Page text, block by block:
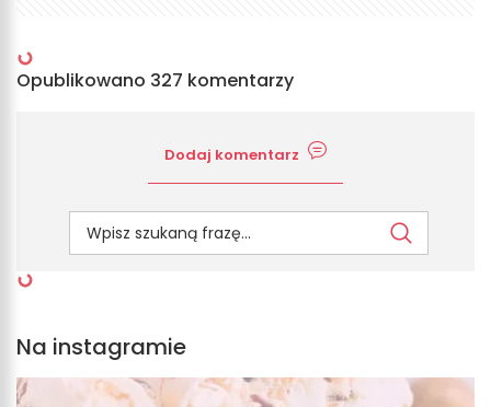
Opublikowano 327 komentarzy
Dodaj komentarz
Na instagramie